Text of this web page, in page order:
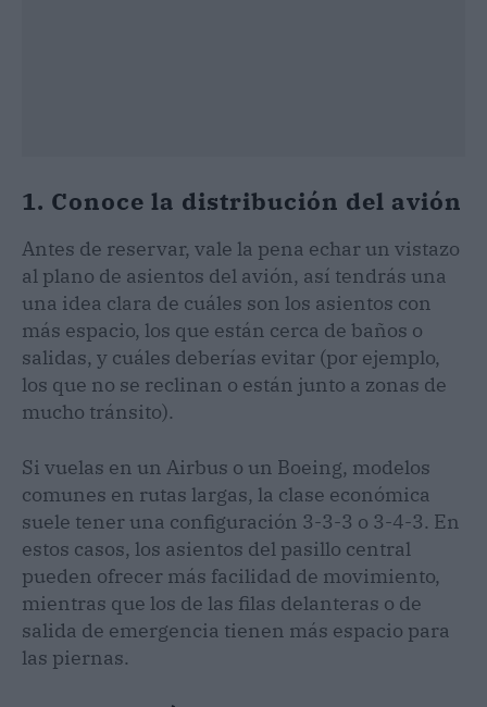
1. Conoce la distribución del avión
Antes de reservar, vale la pena echar un vistazo
al plano de asientos del avión, así tendrás una
una idea clara de cuáles son los asientos con
más espacio, los que están cerca de baños o
salidas, y cuáles deberías evitar (por ejemplo,
los que no se reclinan o están junto a zonas de
mucho tránsito).
Si vuelas en un Airbus o un Boeing, modelos
comunes en rutas largas, la clase económica
suele tener una configuración 3-3-3 o 3-4-3. En
estos casos, los asientos del pasillo central
pueden ofrecer más facilidad de movimiento,
mientras que los de las filas delanteras o de
salida de emergencia tienen más espacio para
las piernas.